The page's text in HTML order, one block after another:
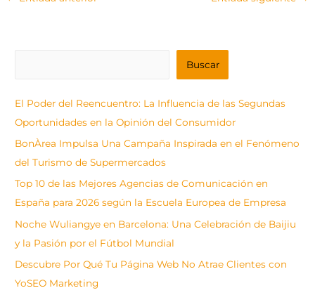
Buscar
El Poder del Reencuentro: La Influencia de las Segundas
Oportunidades en la Opinión del Consumidor
BonÀrea Impulsa Una Campaña Inspirada en el Fenómeno
del Turismo de Supermercados
Top 10 de las Mejores Agencias de Comunicación en
España para 2026 según la Escuela Europea de Empresa
Noche Wuliangye en Barcelona: Una Celebración de Baijiu
y la Pasión por el Fútbol Mundial
Descubre Por Qué Tu Página Web No Atrae Clientes con
YoSEO Marketing